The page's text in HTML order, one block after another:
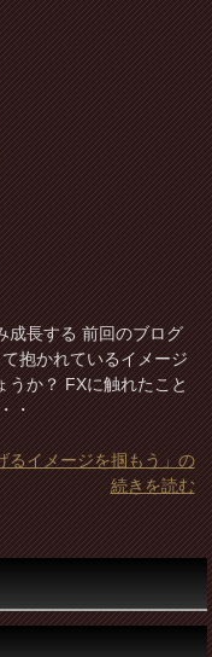
成長する 前回のブログ
抱かれているイメージ
うか？ FXに触れたこと
・
るイメージを掴もう」の
続きを読む